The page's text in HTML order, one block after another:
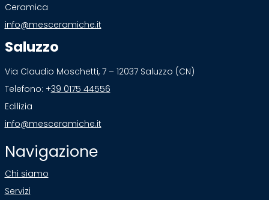
Ceramica
info@mesceramiche.it
Saluzzo
Via Claudio Moschetti, 7 – 12037 Saluzzo (CN)
Telefono: +39 0175 44556
Edilizia
info@mesceramiche.it
Navigazione
Chi siamo
Servizi